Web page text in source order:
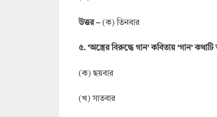
উত্তর– (ক) তিনবার
৫. ‘অস্ত্রের বিরুদ্ধে গান’ কবিতায় ‘গান’
(ক) ছয়বার
(খ) সাতবার